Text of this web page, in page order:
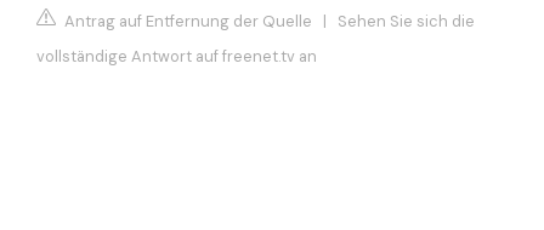
Antrag auf Entfernung der Quelle | Sehen Sie sich die
vollständige Antwort auf freenet.tv an